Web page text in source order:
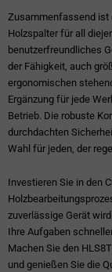
Zusammenfassend ist
Holzspalter für all
benutzerfreundliches
der Fähigkeit, auch
ergonomischen
Ergänzung für jede
Betrieb. Die robuste
durchdachten
Wahl für jeden, der
Investieren Sie in den
zuverlässige Gerät
Ihre Aufgaben
Machen Sie den
und genießen Sie die